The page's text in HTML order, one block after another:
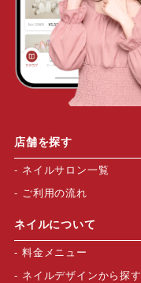
店舗を探す
ネイルサロン一覧
ご利用の流れ
ネイルについて
料金メニュー
ネイルデザインから探す